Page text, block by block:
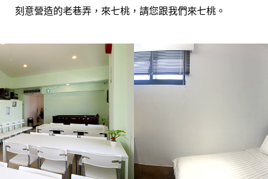
刻意營造的老巷弄，來七桃，請您跟我們來七桃。